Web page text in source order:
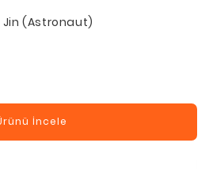
Jin (Astronaut)
İncele